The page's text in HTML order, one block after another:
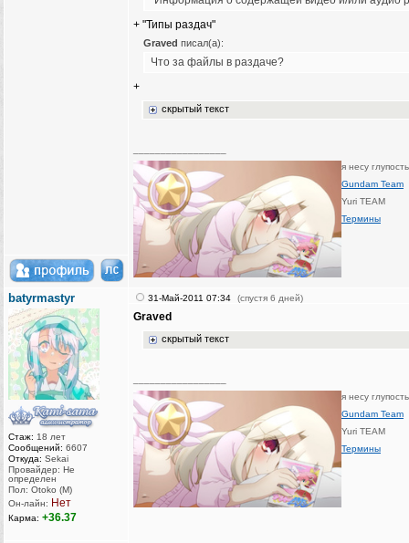
+ "Типы раздач"
Graved писал(а):
Что за файлы в раздаче?
+
скрытый текст
я несу
Gundam Team
Yuri TEAM
Термины
batyrmastyr
Стаж: 18 лет
Сообщений: 6607
Откуда: Sekai
Провайдер: Не
определен
Пол: Otoko (M)
Он-лайн: Нет
Карма: +36.37
31-Май-2011 07:34 (спустя 6 дней)
Graved
скрытый текст
я несу
Gundam Team
Yuri TEAM
Термины